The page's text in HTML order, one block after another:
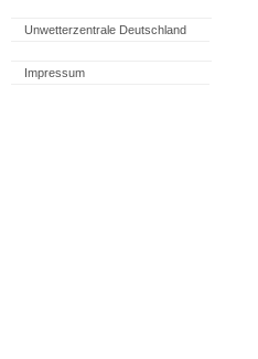
Unwetterzentrale Deutschland
Impressum